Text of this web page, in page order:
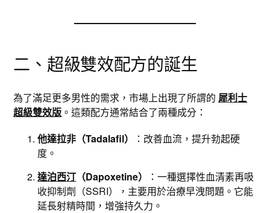
二、超級雙效配方的誕生
為了滿足更多男性的需求，市場上出現了所謂的 犀利士
超級雙效版 。這類配方通常結合了兩種成分：
他達拉非（Tadalafil）
：改善血流，提升勃起硬
度。
達泊西汀 （Dapoxetine）
：一種選擇性血清素再吸
收抑制劑（SSRI），主要用於治療早洩問題。它能
延長射精時間，增強持久力。